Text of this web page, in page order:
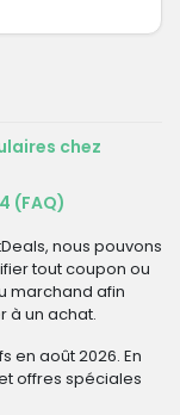
chez
(FAQ)
nous pouvons
tout coupon ou
marchand afin
à un achat.
en août 2026. En
offres spéciales